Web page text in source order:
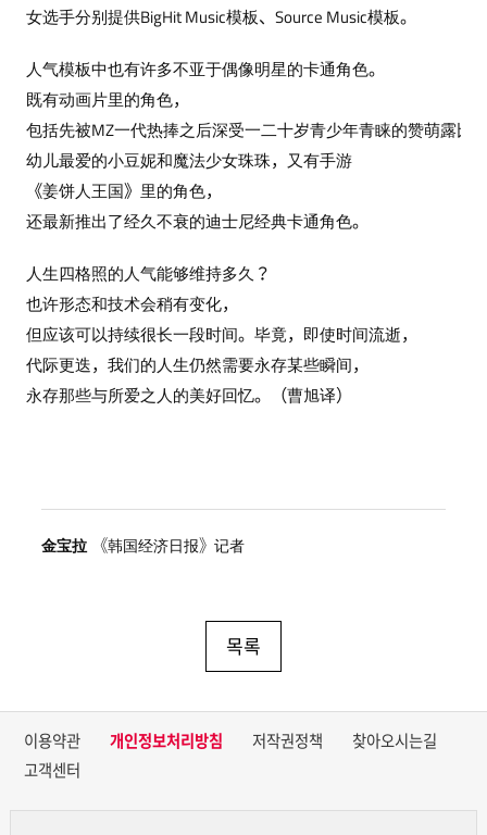
女选手分别提供BigHit Music模板、Source Music模板。
人气模板中也有许多不亚于偶像明星的卡通角色。
既有动画片里的角色，
包括先被MZ一代热捧之后深受一二十岁青少年青睐的赞萌露比
幼儿最爱的小豆妮和魔法少女珠珠，又有手游
《姜饼人王国》里的角色，
还最新推出了经久不衰的迪士尼经典卡通角色。
人生四格照的人气能够维持多久？
也许形态和技术会稍有变化，
但应该可以持续很长一段时间。毕竟，即使时间流逝，
代际更迭，我们的人生仍然需要永存某些瞬间，
永存那些与所爱之人的美好回忆。（曹旭译）
金宝拉 《韩国经济日报》记者
목록
이용약관 개인정보처리방침 저작권정책
찾아오시는길
고객센터